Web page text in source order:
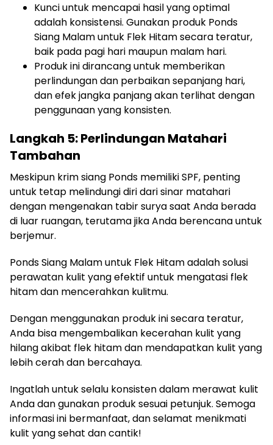
Kunci untuk mencapai hasil yang optimal
adalah konsistensi. Gunakan produk Ponds
Siang Malam untuk Flek Hitam secara teratur,
baik pada pagi hari maupun malam hari.
Produk ini dirancang untuk memberikan
perlindungan dan perbaikan sepanjang hari,
dan efek jangka panjang akan terlihat dengan
penggunaan yang konsisten.
Langkah 5: Perlindungan Matahari
Tambahan
Meskipun krim siang Ponds memiliki SPF, penting
untuk tetap melindungi diri dari sinar matahari
dengan mengenakan tabir surya saat Anda berada
di luar ruangan, terutama jika Anda berencana untuk
berjemur.
Ponds Siang Malam untuk Flek Hitam adalah solusi
perawatan kulit yang efektif untuk mengatasi flek
hitam dan mencerahkan kulitmu.
Dengan menggunakan produk ini secara teratur,
Anda bisa mengembalikan kecerahan kulit yang
hilang akibat flek hitam dan mendapatkan kulit yang
lebih cerah dan bercahaya.
Ingatlah untuk selalu konsisten dalam merawat kulit
Anda dan gunakan produk sesuai petunjuk. Semoga
informasi ini bermanfaat, dan selamat menikmati
kulit yang sehat dan cantik!